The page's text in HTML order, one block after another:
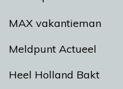
MAX vakantieman
Meldpunt Actueel
Heel Holland Bakt